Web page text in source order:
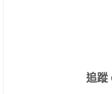
追蹤